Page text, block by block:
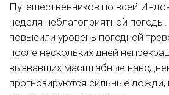
Путешественников по всей
неделя неблагоприятной
повысили уровень погодной
после нескольких дней
вызвавших масштабные
прогнозируются сильные